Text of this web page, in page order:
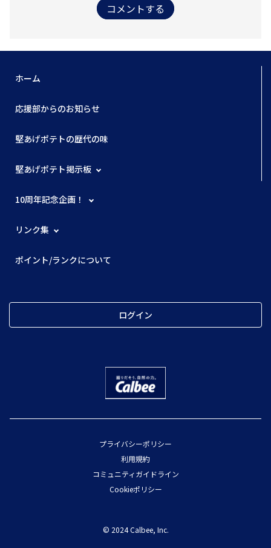
コメントする
ホーム
応援部からのお知らせ
堅あげポテトの歴代の味
堅あげポテト掲示板
10周年記念企画！
リンク集
ポイント/ランクについて
ログイン
プライバシーポリシー
利用規約
コミュニティガイドライン
Cookieポリシー
© 2024 Calbee, Inc.